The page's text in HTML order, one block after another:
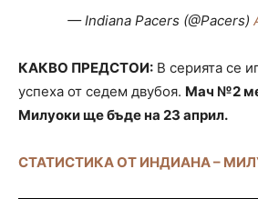
— Indiana Pacers (@Pacers)
КАКВО ПРЕДСТОИ: В серията се
успеха от седем двубоя. Мач №2
Милуоки ще бъде на 23 април.
СТАТИСТИКА ОТ ИНДИАНА –